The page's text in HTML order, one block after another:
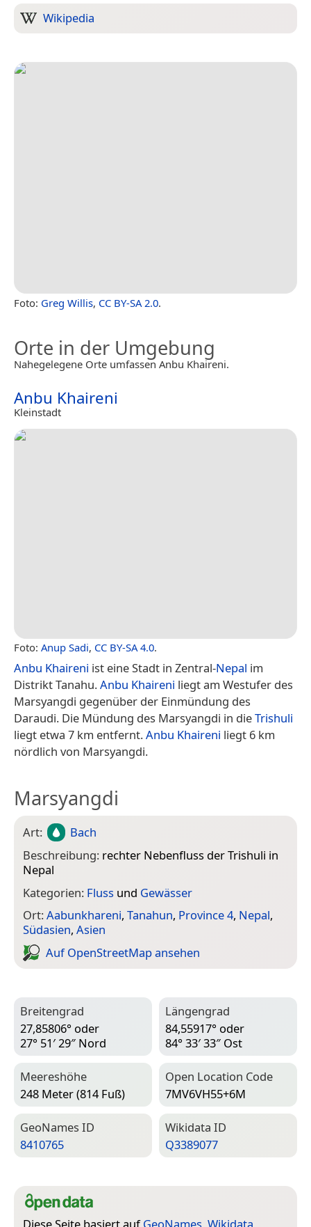
Wikipedia
Foto: Greg Willis, CC BY-SA 2.0.
Orte in der Umgebung
Nahegelegene Orte umfassen Anbu Khaireni.
Anbu Khaireni
Kleinstadt
Foto: Anup Sadi, CC BY-SA 4.0.
Anbu Khaireni ist eine Stadt in Zentral-Nepal im
Distrikt Tanahu.Anbu Khaireni liegt am Westufer des
Marsyangdi gegenüber der Einmündung des
Daraudi. Die Mündung des Marsyangdi in dieTrishuli
liegt etwa 7 km entfernt.Anbu Khaireni liegt 6 km
nördlich von Marsyangdi.
Marsyangdi
Art:
Bach
Beschreibung: rechter Nebenfluss der Trishuli in
Nepal
Kategorien: Fluss und Gewässer
Ort:Aabunkhareni, Tanahun, Province 4, Nepal,
Südasien, Asien
Auf Open­Street­Map ansehen
Breitengrad
27,85806° oder
27° 51′ 29″ Nord
Längengrad
84,55917° oder
84° 33′ 33″ Ost
Meereshöhe
248 Meter (814 Fuß)
Open Location Code
7MV6VH55+6M
Geo­Names ID
8410765
Wiki­data ID
Q3389077